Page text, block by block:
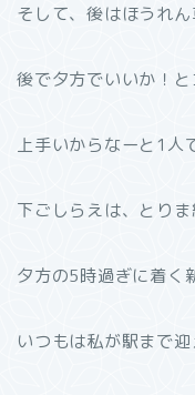
そして、後はほうれん
後で夕方でいいか！
上手いからなーと1人
下ごしらえは、とりま
夕方の5時過ぎに着く
いつもは私が駅まで